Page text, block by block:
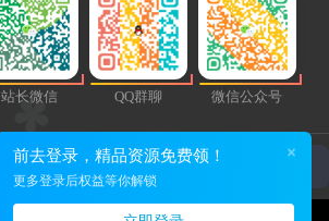
×
前去登录，精品资源免费领！
更多登录后权益等你解锁
站长微信 QQ群聊 微信公众号